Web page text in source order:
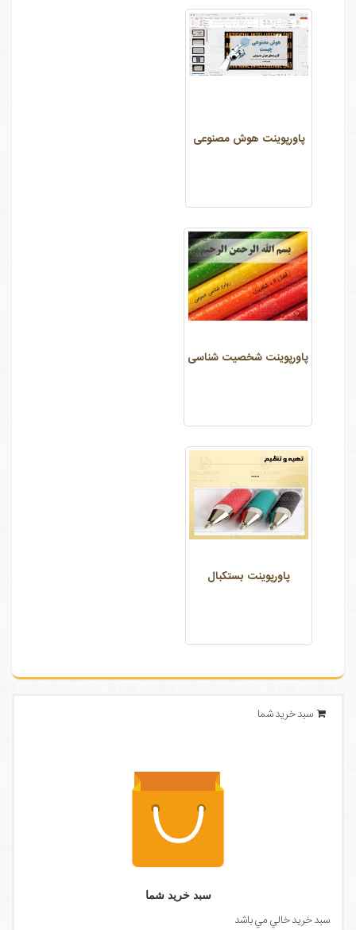
پاورپوینت هوش مصنوعی
پاورپوینت شخصیت شناسی
پاورپوینت بستکبال
سبد خرید شما
سبد خرید شما
سبد خرید خالي مي باشد